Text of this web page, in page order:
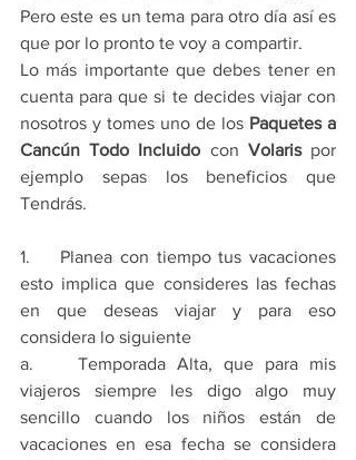
Pero este es un tema para otro día así es
que por lo pronto te voy a compartir.
Lo más importante que debes tener en
cuenta para que si te decides viajar con
nosotros y tomes uno de los Paquetes a
Cancún Todo Incluido con Volaris por
ejemplo sepas los beneficios que
Tendrás.
1.    Planea con tiempo tus vacaciones
esto implica que consideres las fechas
en que deseas viajar y para eso
considera lo siguiente
a.    Temporada Alta, que para mis
viajeros siempre les digo algo muy
sencillo cuando los niños están de
vacaciones en esa fecha se considera